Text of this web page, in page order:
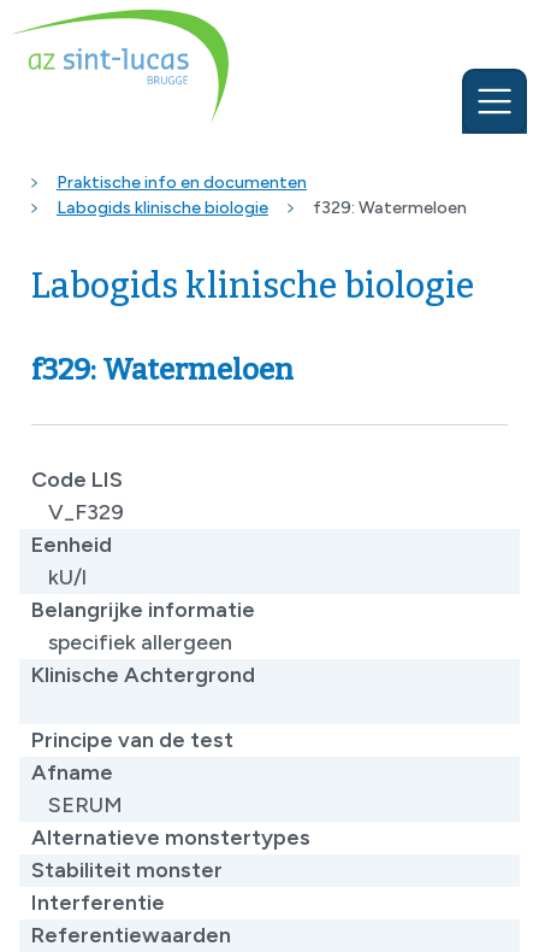
Praktische info en documenten
Labogids klinische biologie
f329: Watermeloen
Labogids klinische biologie
f329: Watermeloen
Code LIS
V_F329
Eenheid
kU/l
Belangrijke informatie
specifiek allergeen
Klinische Achtergrond
Principe van de test
Afname
SERUM
Alternatieve monstertypes
Stabiliteit monster
Interferentie
Referentiewaarden